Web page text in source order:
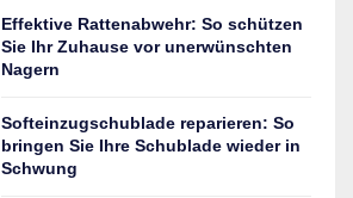
Effektive Rattenabwehr: So schützen
Sie Ihr Zuhause vor unerwünschten
Nagern
Softeinzugschublade reparieren: So
bringen Sie Ihre Schublade wieder in
Schwung